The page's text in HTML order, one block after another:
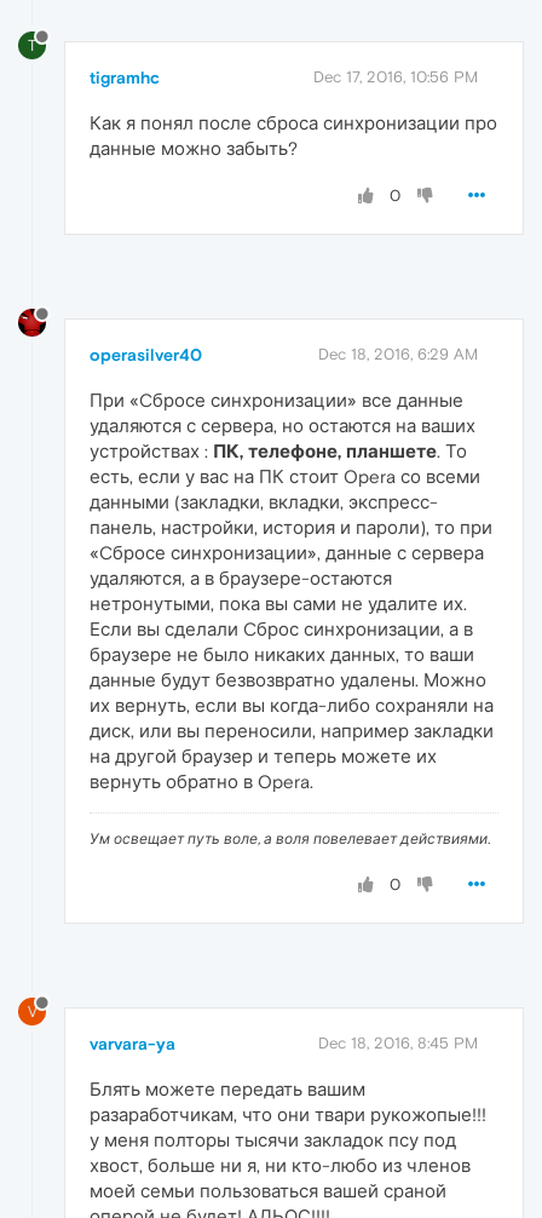
T
tigramhc Dec 17, 2016, 10:56 PM
Как я понял после сброса синхронизации про
данные можно забыть?
0
operasilver40 Dec 18, 2016, 6:29 AM
При «Cбросе синхронизации» все данные
удаляются с сервера, но остаются на ваших
устройствах : ПК, телефоне, планшете. То
есть, если у вас на ПК стоит Opera со всеми
данными (закладки, вкладки, экспресс-
панель, настройки, история и пароли), то при
«Cбросе синхронизации», данные с сервера
удаляются, а в браузере-остаются
нетронутыми, пока вы сами не удалите их.
Если вы сделали Cброс синхронизации, а в
браузере не было никаких данных, то ваши
данные будут безвозвратно удалены. Можно
их вернуть, если вы когда-либо сохраняли на
диск, или вы переносили, например закладки
на другой браузер и теперь можете их
вернуть обратно в Opera.
Ум освещает путь воле, а воля повелевает действиями.
0
V
varvara-ya Dec 18, 2016, 8:45 PM
Блять можете передать вашим
разаработчикам, что они твари рукожопые!!!
у меня полторы тысячи закладок псу под
хвост, больше ни я, ни кто-любо из членов
моей семьи пользоваться вашей сраной